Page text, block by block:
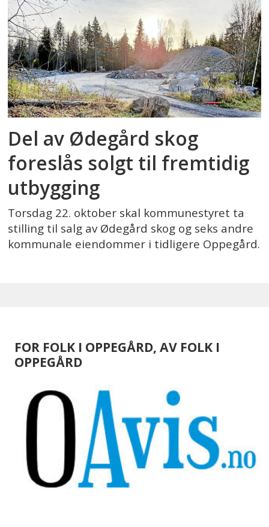
Del av Ødegård skog
foreslås solgt til fremtidig
utbygging
Torsdag 22. oktober skal kommunestyret ta
stilling til salg av Ødegård skog og seks andre
kommunale eiendommer i tidligere Oppegård.
FOR FOLK I OPPEGÅRD, AV FOLK I
OPPEGÅRD